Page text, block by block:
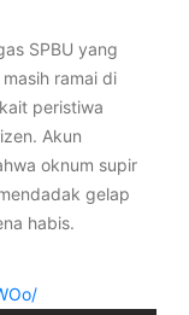
SPBU yang
ramai di
peristiwa
Akun
oknum supir
gelap
habis.